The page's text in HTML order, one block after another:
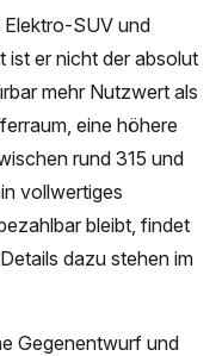
SUV und
ist er nicht der absolut
mehr Nutzwert als
eine höhere
rund 315 und
vollwertiges
bleibt, findet
dazu stehen im
Gegenentwurf und